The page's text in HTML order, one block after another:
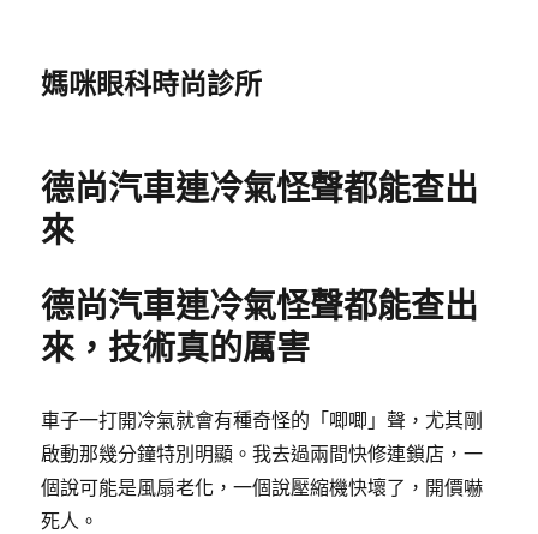
媽咪眼科時尚診所
德尚汽車連冷氣怪聲都能查出
來
德尚汽車連冷氣怪聲都能查出
來，技術真的厲害
車子一打開冷氣就會有種奇怪的「唧唧」聲，尤其剛
啟動那幾分鐘特別明顯。我去過兩間快修連鎖店，一
個說可能是風扇老化，一個說壓縮機快壞了，開價嚇
死人。